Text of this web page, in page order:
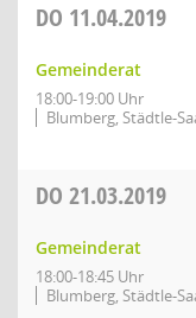
DO 11.04.2019
Gemeinderat
18:00-19:00 Uhr
Blumberg, Städtle-
DO 21.03.2019
Gemeinderat
18:00-18:45 Uhr
Blumberg, Städtle-